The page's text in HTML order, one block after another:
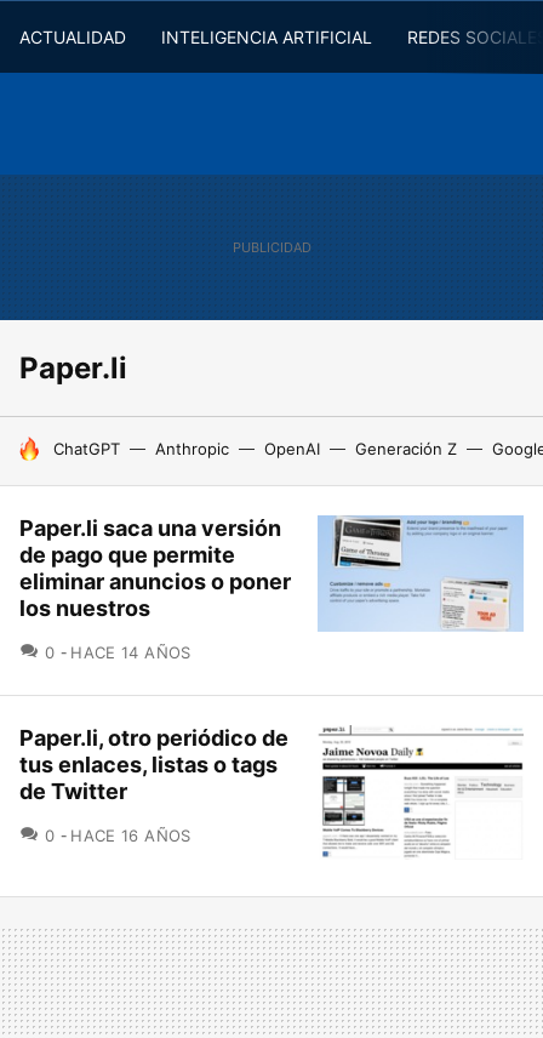
ACTUALIDAD INTELIGENCIA ARTIFICIAL REDES
Paper.li
HOY SE HABLA DE
ChatGPT Anthropic OpenAI Generación Z
Paper.li saca una versión
de pago que permite
eliminar anuncios o poner
los nuestros
0 COMENTARIOS
HACE 14 AÑOS
Paper.li, otro periódico de
tus enlaces, listas o tags
de Twitter
0 COMENTARIOS
HACE 16 AÑOS